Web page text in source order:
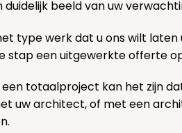
duidelijk beeld van uw
type werk dat u ons wilt laten
stap een uitgewerkte offerte
totaalproject kan het zijn
uw architect, of met een